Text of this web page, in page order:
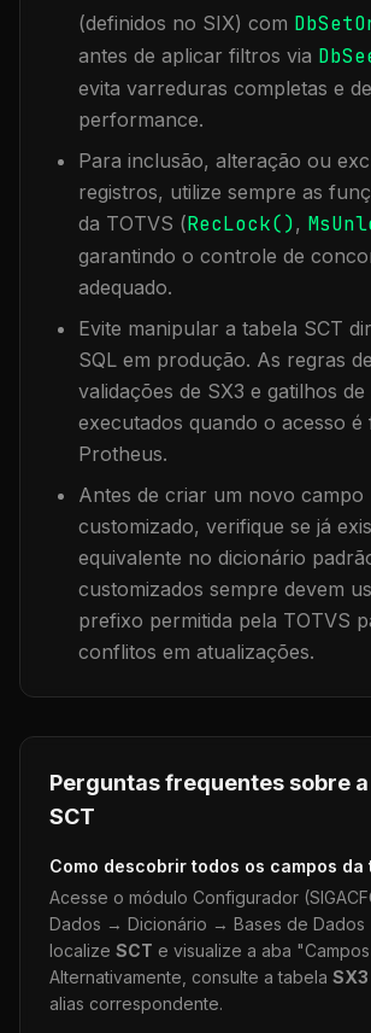
(definidos no SIX) com
antes de aplicar filtros via
evita varreduras completas e
performance.
Para inclusão, alteração ou
registros, utilize sempre as
da TOTVS (RecLock(),
garantindo o controle de
adequado.
Evite manipular a tabela SCT
SQL em produção. As regras
validações de SX3 e gatilhos
executados quando o acesso é
Protheus.
Antes de criar um novo campo
customizado, verifique se já
equivalente no dicionário
customizados sempre devem
prefixo permitida pela TOTVS
conflitos em atualizações.
Perguntas frequentes sobre
SCT
Como descobrir todos os campos da
Acesse o módulo Configurador
Dados → Dicionário → Bases de Dados
localize SCT e visualize a aba
Alternativamente, consulte a tabela SX3
alias correspondente.